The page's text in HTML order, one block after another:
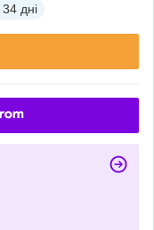
34 дні